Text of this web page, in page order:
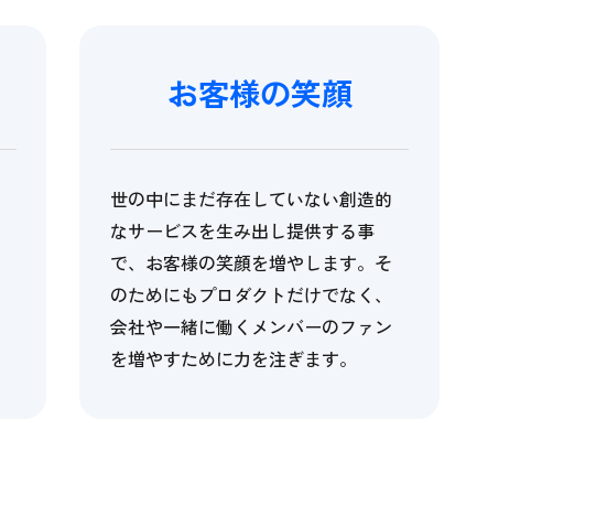
お客様の笑顔
世の中にまだ存在していない創造的
なサービスを生み出し提供する事
で、お客様の笑顔を増やします。そ
のためにもプロダクトだけでなく、
会社や一緒に働くメンバーのファン
を増やすために力を注ぎます。